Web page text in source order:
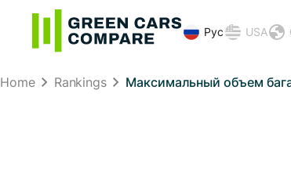
Рус USA
Home Rankings Максимальный объем